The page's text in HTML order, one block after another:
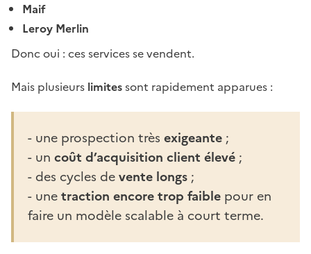
Maif
Leroy Merlin
Donc oui : ces services se vendent.
Mais plusieurs limitessont rapidement apparues :
- une prospection très exigeante ;
- un coût d’acquisition client élevé ;
- des cycles devente longs ;
- unetraction encore trop faible pour en
faire un modèle scalable à court terme.